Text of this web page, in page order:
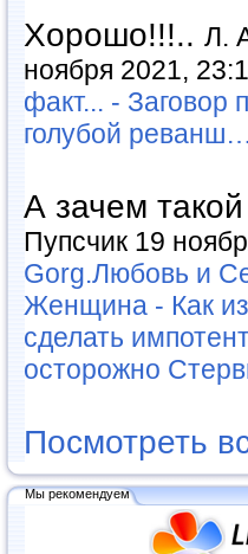
Хорошо!!!.. Л.
ноября 2021,
факт... - Заговор
голубой реванш…
А зачем
Пупсчик 19
Gorg.Любовь и
Женщина - Как
сделать
осторожно
Посмотреть
Мы рекомендуем